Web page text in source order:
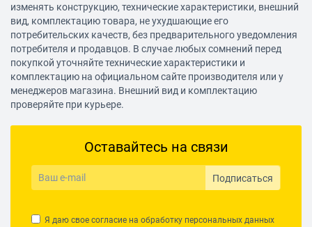
изменять конструкцию, технические характеристики, внешний
вид, комплектацию товара, не ухудшающие его
потребительских качеств, без предварительного уведомления
потребителя и продавцов. В случае любых сомнений перед
покупкой уточняйте технические характеристики и
комплектацию на официальном сайте производителя или у
менеджеров магазина. Внешний вид и комплектацию
проверяйте при курьере.
Оставайтесь на связи
Подписаться
Я даю свое согласие на обработку персональных данных